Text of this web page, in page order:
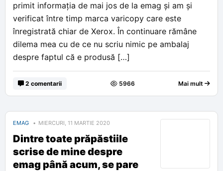
primit informația de mai jos de la emag și am și
verificat între timp marca varicopy care este
înregistrată chiar de Xerox. În continuare rămâne
dilema mea cu de ce nu scriu nimic pe ambalaj
despre faptul că e produsă […]
2 comentarii 5966 Mai mult
EMAG MIERCURI, 11 MARTIE 2020
Dintre toate prăpăstiile
scrise de mine despre
emag până acum, se pare